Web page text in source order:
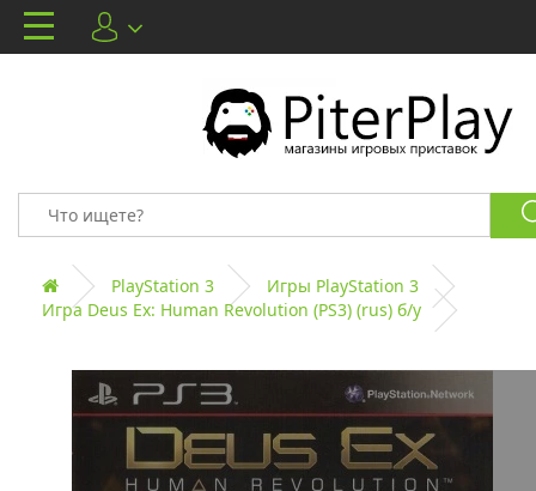
PlayStation 3
Игры PlayStation 3
Игра Deus Ex: Human Revolution (PS3) (rus) б/у